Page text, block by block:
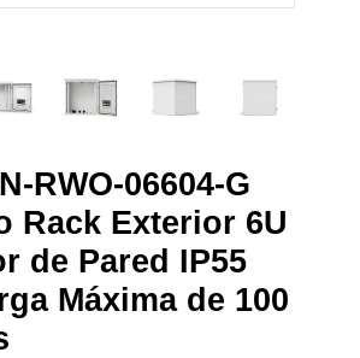
RWO-06604-G
Rack Exterior 6U
de Pared IP55
Máxima de 100